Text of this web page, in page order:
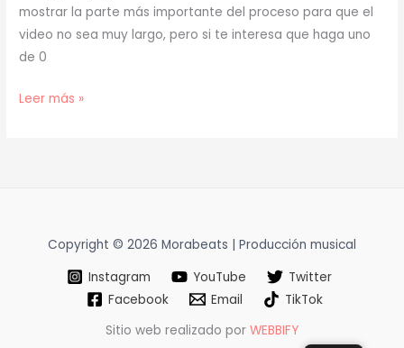
mostrar la parte más importante del proceso para que el
video no sea muy largo, pero si te interesa que haga uno
de 0
[
SWAGGERBOYZ,
Leer más »
Copyright © 2026 Morabeats | Producción musical
Instagram
YouTube
Twitter
Facebook
Email
TikTok
Sitio web realizado por WEBBIFY